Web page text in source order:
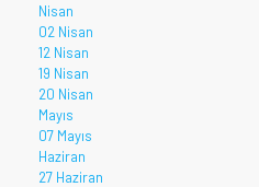
Nisan
02 Nisan
12 Nisan
19 Nisan
20 Nisan
Mayıs
07 Mayıs
Haziran
27 Haziran